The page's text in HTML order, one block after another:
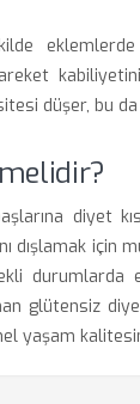
düşer, bu
diyet
dışlamak
durumlarda
glütensiz
yaşam